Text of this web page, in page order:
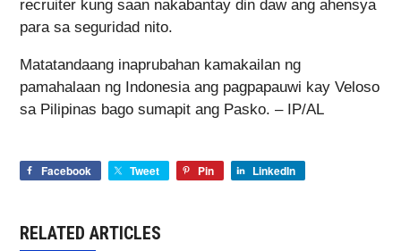
recruiter kung saan nakabantay din daw ang ahensya
para sa seguridad nito.
Matatandaang inaprubahan kamakailan ng
pamahalaan ng Indonesia ang pagpapauwi kay Veloso
sa Pilipinas bago sumapit ang Pasko. – IP/AL
Facebook Tweet Pin LinkedIn
RELATED ARTICLES